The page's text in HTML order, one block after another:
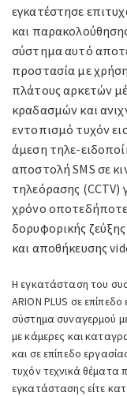
εγκατέστησε
και
σύστημα αυτό
προστασία με
πλάτους αρκετών
κραδασμών και
εντοπισμό τυχόν
άμεση τηλε-
αποστολή SMS σε
τηλεόρασης (CCTV)
χρόνο
δορυφορικής
και αποθήκευσης
Η εγκατάσταση του
ARION PLUS σε
σύστημα συναγερμού
με κάμερες και
και σε επίπεδο
τυχόν τεχνικά θέματα
εγκατάστασης είτε